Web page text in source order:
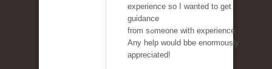
experience so I wantеd to get
guidance
from sߋmeone with experience.
Any help would bbe enormously
appreciated!